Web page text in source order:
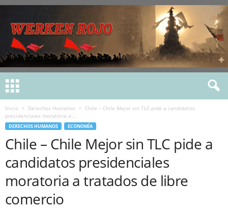
Inicio Derechos Humanos
Chile – Chile Mejor sin TLC pide a candidatos
presidenciales moratoria a...
DERECHOS HUMANOS ECONOMÍA
Chile – Chile Mejor sin TLC pide a
candidatos presidenciales
moratoria a tratados de libre
comercio